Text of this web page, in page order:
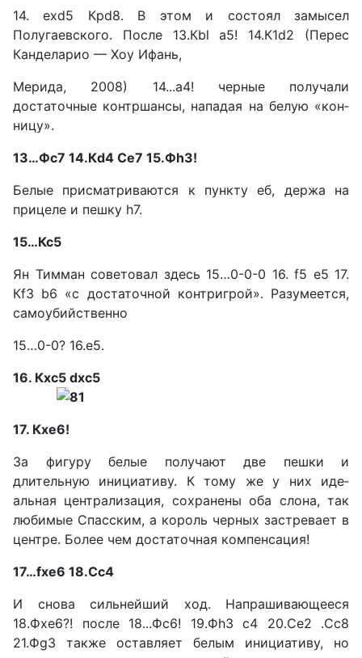
14. exd5 Крd8. В этом и состо­ял замысел
Полугаевского. После 13.Кbl а5! 14.К1d2 (Пе­рес
Канделарио — Хоу Ифань,
Мерида, 2008) 14...а4! черные получали
достаточные контр­шансы, нападая на белую «кон­
ницу».
13…Фс7 14.Кd4 Се7 15.Фh3!
Белые присматриваются к пункту еб, держа на
прицеле и пешку h7.
15…Кс5
Ян Тимман советовал здесь 15…0-0-0 16. f5 е5 17.
Кf3 b6 «с достаточной контригрой». Раз­умеется,
самоубийственно
15…0-0? 16.е5.
16. Кxc5 dxc5
17. Кxe6!
За фигуру белые получают две пешки и
длительную ини­циативу. К тому же у них иде­
альная централизация, сохра­нены оба слона, так
любимые Спасским, а король черных за­стревает в
центре. Более чем достаточная компенсация!
17…fхе6 18.Сc4
И снова сильнейший ход. На­прашивающееся
18.Фхе6?! по­сле 18...Фс6! 19.Фh3 с4 20.Се2 .Сc8
21.Фg3 также оставляет белым инициативу, но